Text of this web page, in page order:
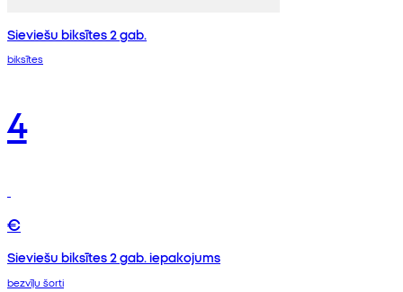
Sieviešu biksītes 2 gab.
biksītes
4
€
Sieviešu biksītes 2 gab. iepakojums
bezvīļu šorti